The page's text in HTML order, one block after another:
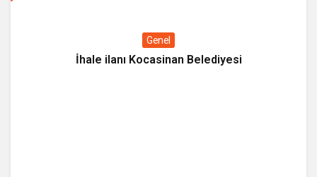
Genel
İhale ilanı Kocasinan Belediyesi